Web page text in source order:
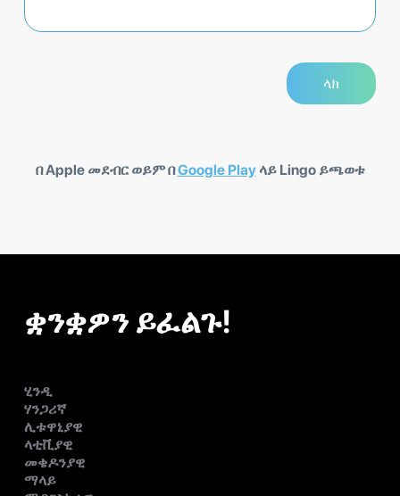
በ Apple መደብር ወይም በGoogle Playላይ Lingo ይጫወቱ
ቋንቋዎን ይፈልጉ!
ሂንዲ
ሃንጋሪኛ
ሊቱዋኒያዊ
ላቲቪያዊ
መቄዶንያዊ
ማላይ